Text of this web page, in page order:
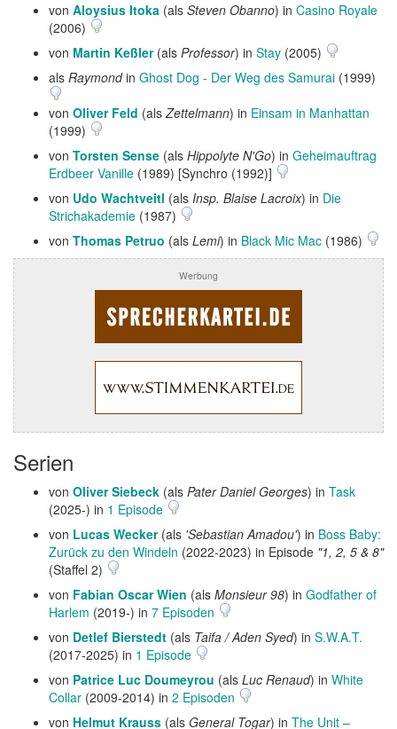
von Aloysius Itoka (als Steven Obanno) in Casino Royale
(2006)
von Martin Keßler(als Professor) in Stay (2005)
als Raymondin Ghost Dog - Der Weg des Samurai (1999)
von Oliver Feld (alsZettelmann) in Einsam in Manhattan
(1999)
von Torsten Sense (als Hippolyte N'Go) in Geheimauftrag
Erdbeer Vanille (1989) [Synchro (1992)]
von Udo Wachtveitl (als Insp. Blaise Lacroix) in Die
Strichakademie (1987)
von Thomas Petruo (als Lemi) in Black Mic Mac (1986)
Werbung
Serien
von Oliver Siebeck (als Pater Daniel Georges) in Task
(2025-) in 1 Episode
von Lucas Wecker(als 'Sebastian Amadou') in Boss Baby:
Zurück zu den Windeln (2022-2023) in Episode "1, 2, 5 & 8"
(Staffel 2)
von Fabian Oscar Wien (als Monsieur 98) in Godfather of
Harlem (2019-) in 7 Episoden
von Detlef Bierstedt (als Taifa / Aden Syed) in S.W.A.T.
(2017-2025) in 1 Episode
von Patrice Luc Doumeyrou (als Luc Renaud) in White
Collar (2009-2014) in 2 Episoden
von Helmut Krauss (als General Togar) in The Unit –